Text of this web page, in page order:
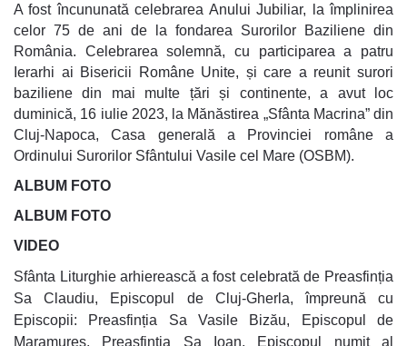
A fost încununată celebrarea Anului Jubiliar, la împlinirea
celor 75 de ani de la fondarea Surorilor Baziliene din
România. Celebrarea solemnă, cu participarea a patru
Ierarhi ai Bisericii Române Unite, și care a reunit surori
baziliene din mai multe țări și continente, a avut loc
duminică, 16 iulie 2023, la Mănăstirea „Sfânta Macrina” din
Cluj-Napoca, Casa generală a Provinciei române a
Ordinului Surorilor Sfântului Vasile cel Mare (OSBM).
ALBUM FOTO
ALBUM FOTO
VIDEO
Sfânta Liturghie arhierească a fost celebrată de Preasfinția
Sa Claudiu, Episcopul de Cluj-Gherla, împreună cu
Episcopii: Preasfinția Sa Vasile Bizău, Episcopul de
Maramureș, Preasfinția Sa Ioan, Episcopul numit al